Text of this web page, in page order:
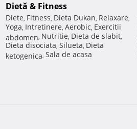
Dietă & Fitness
Diete, Fitness, Dieta Dukan, Relaxare,
Yoga, Intretinere, Aerobic, Exercitii
abdomen, Nutritie, Dieta de slabit,
Dieta disociata, Silueta, Dieta
ketogenica, Sala de acasa